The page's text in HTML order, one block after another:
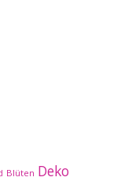
Blüten Deko